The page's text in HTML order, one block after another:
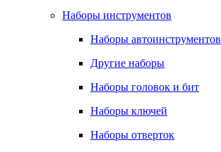
Наборы инструментов
Наборы автоинструментов
Другие наборы
Наборы головок и бит
Наборы ключей
Наборы отверток